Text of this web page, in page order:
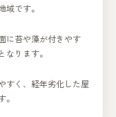
です。
に苔や藻が付きやす
なります。
すく、経年劣化した屋